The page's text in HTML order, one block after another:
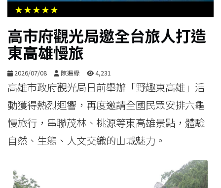
合
影
音
購
物
★★★★★
高市府觀光局邀全台旅人打造
東高雄慢旅
2026/07/08 陳遍綠 4,231
高雄市政府觀光局日前舉辦「野趣東高雄」活
動獲得熱烈迴響，再度邀請全國民眾安排六龜
慢旅行，串聯茂林、桃源等東高雄景點，體驗
自然、生態、人文交織的山城魅力。